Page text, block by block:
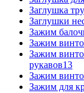
Заглушка
Заглушки
Зажим
Зажим
Зажим
рукавов13
Зажим
Зажим для